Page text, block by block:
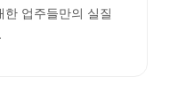
업주들만의 실질